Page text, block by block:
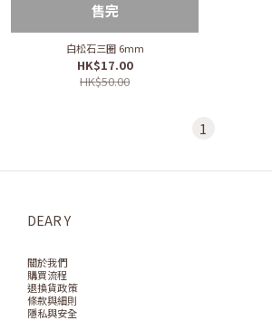
售完
白松石三圈 6mm
HK$17.00
HK$50.00
1
DEAR Y
關於我們
購買流程
退換貨政策
條款與細則
隱私與安全